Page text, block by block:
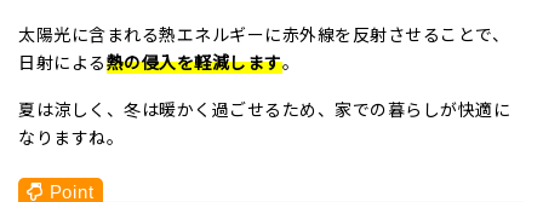
太陽光に含まれる熱エネルギーに赤外線を反射させることで、
日射による熱の侵入を軽減します。
夏は涼しく、冬は暖かく過ごせるため、家での暮らしが快適に
なりますね。